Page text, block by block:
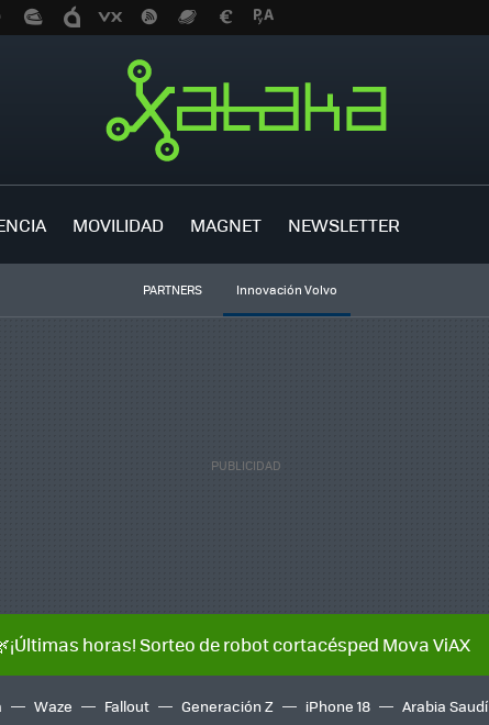
MOVILIDAD MAGNET NEWSLETTER
PARTNERS Innovación Volvo
horas! Sorteo de robot cortacésped Mova ViAX
Waze Fallout Generación Z iPhone 18 Arabia Saudí